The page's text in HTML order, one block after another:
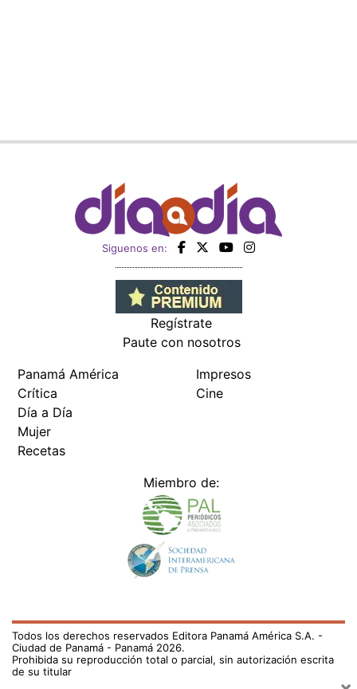
Siguenos en:
Regístrate
Paute con nosotros
Panamá América
Crítica
Día a Día
Mujer
Recetas
Impresos
Cine
Miembro de:
Todos los derechos reservados Editora Panamá América S.A. -
Ciudad de Panamá - Panamá 2026.
Prohibida su reproducción total o parcial, sin autorización escrita
de su titular